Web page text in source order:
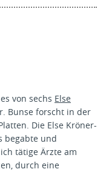
von sechs Else
Bunse forscht in der
Die Else Kröner-
begabte und
tätige Ärzte am
durch eine